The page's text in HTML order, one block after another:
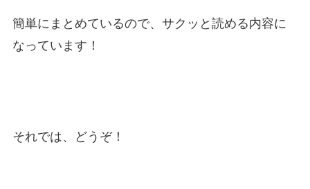
簡単にまとめているので、サクッと読める内容に
なっています！
それでは、どうぞ！